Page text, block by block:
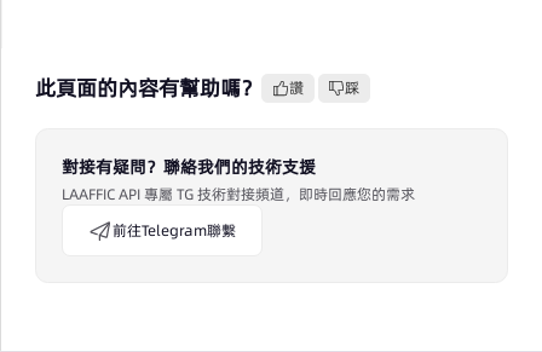
此頁面的內容有幫助嗎？ 讚 踩
對接有疑問？聯絡我們的技術支援
LAAFFIC API 專屬 TG 技術對接頻道，即時回應您的需求
前往Telegram聯繫